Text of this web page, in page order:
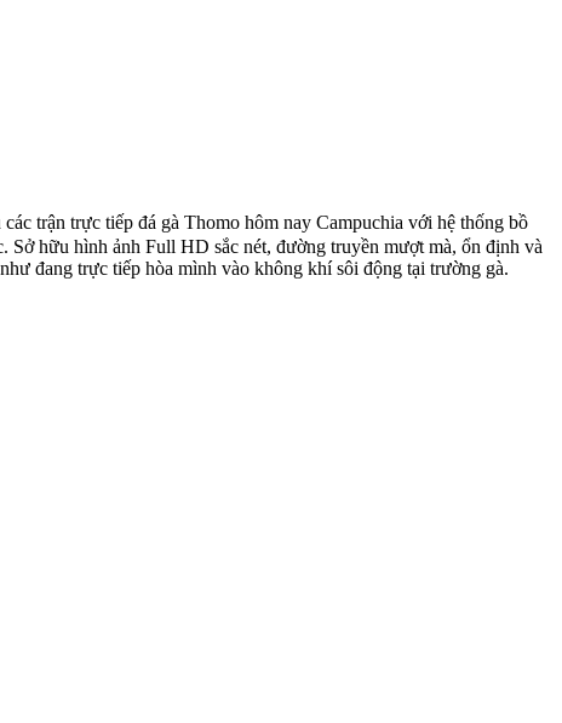
trận trực tiếp đá gà Thomo hôm nay Campuchia với hệ thống bồ
hữu hình ảnh Full HD sắc nét, đường truyền mượt mà, ổn định và
đang trực tiếp hòa mình vào không khí sôi động tại trường gà.